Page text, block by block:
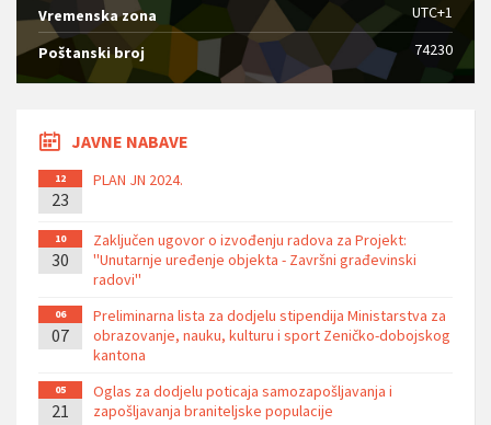
Vremenska zona
UTC+1
Poštanski broj 74230
JAVNE NABAVE
12
23
PLAN JN 2024.
10
30
Zaključen ugovor o izvođenju radova za Projekt:
''Unutarnje uređenje objekta - Završni građevinski
radovi''
06
07
Preliminarna lista za dodjelu stipendija Ministarstva za
obrazovanje, nauku, kulturu i sport Zeničko-dobojskog
kantona
05
21
Oglas za dodjelu poticaja samozapošljavanja i
zapošljavanja braniteljske populacije